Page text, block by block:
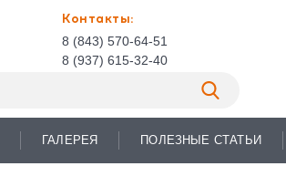
Контакты:
8 (843) 570-64-51
8 (937) 615-32-40
ГАЛЕРЕЯ ПОЛЕЗНЫЕ СТАТЬИ